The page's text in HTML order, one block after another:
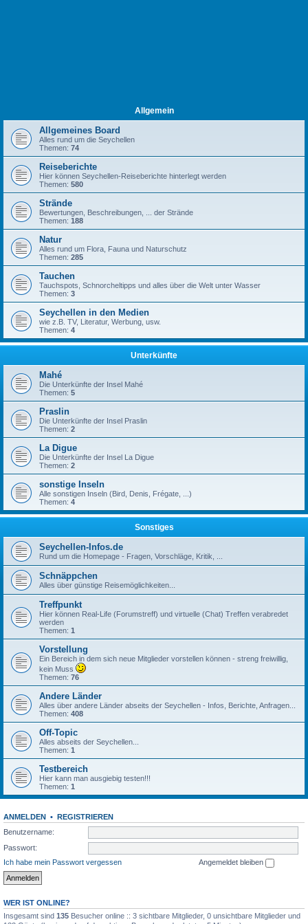
Allgemein
Allgemeines Board
Alles rund um die Seychellen
Themen: 74
Reiseberichte
Hier können Seychellen-Reiseberichte hinterlegt werden
Themen: 580
Strände
Bewertungen, Beschreibungen, ... der Strände
Themen: 188
Natur
Alles rund um Flora, Fauna und Naturschutz
Themen: 285
Tauchen
Tauchspots, Schnorcheltipps und alles über die Welt unter Wasser
Themen: 3
Seychellen in den Medien
wie z.B. TV, Literatur, Werbung, usw.
Themen: 4
Unterkünfte
Mahé
Die Unterkünfte der Insel Mahé
Themen: 5
Praslin
Die Unterkünfte der Insel Praslin
Themen: 2
La Digue
Die Unterkünfte der Insel La Digue
Themen: 2
sonstige Inseln
Alle sonstigen Inseln (Bird, Denis, Frégate, ...)
Themen: 4
Sonstiges
Seychellen-Infos.de
Rund um die Homepage - Fragen, Vorschläge, Kritik, ...
Schnäppchen
Alles über günstige Reisemöglichkeiten...
Treffpunkt
Hier können Real-Life (Forumstreff) und virtuelle (Chat) Treffen verabredet
werden
Themen: 1
Vorstellung
Ein Bereich in dem sich neue Mitglieder vorstellen können - streng freiwillig,
kein Muss
Themen: 76
Andere Länder
Alles über andere Länder abseits der Seychellen - Infos, Berichte, Anfragen...
Themen: 408
Off-Topic
Alles abseits der Seychellen...
Themen: 1
Testbereich
Hier kann man ausgiebig testen!!!
Themen: 1
ANMELDEN • REGISTRIEREN
Benutzername:
Passwort:
Ich habe mein Passwort vergessen
Angemeldet bleiben
WER IST ONLINE?
Insgesamt sind 135 Besucher online :: 3 sichtbare Mitglieder, 0 unsichtbare Mitglieder und